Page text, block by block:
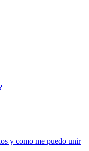
y como me puedo unir